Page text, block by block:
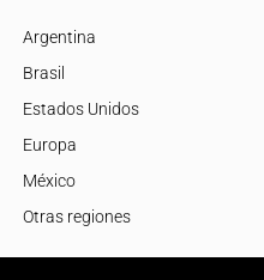
Argentina
Brasil
Estados Unidos
Europa
México
Otras regiones